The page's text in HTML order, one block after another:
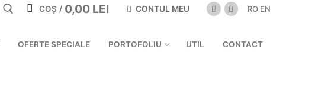
COȘ / 0,00 LEI CONTUL MEU RO EN
OFERTE SPECIALE PORTOFOLIU UTIL CONTACT